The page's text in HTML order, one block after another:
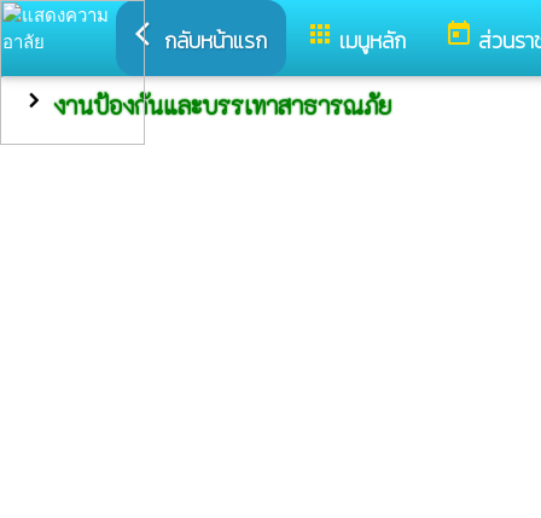
arrow_back_ios กลับหน้าแรก apps เมนูหลัก today ส่วนรา
chevron_right งานป้องกันและบรรเทาสาธารณภัย